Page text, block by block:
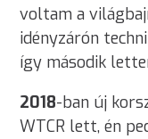
voltam a
idényzárón
így második
2018-ban új
WTCR lett, én